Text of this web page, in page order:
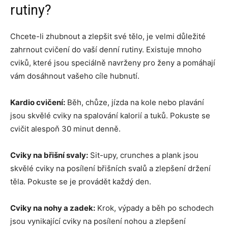
rutiny?
Chcete-li zhubnout a zlepšit své tělo, je velmi důležité
zahrnout cvičení do vaší denní rutiny. Existuje mnoho
cviků, které jsou speciálně navrženy pro ženy a pomáhají
vám dosáhnout vašeho cíle hubnutí.
Kardio cvičení: Běh, chůze, jízda na kole nebo plavání
jsou skvělé cviky na spalování kalorií a tuků. Pokuste se
cvičit alespoň 30 minut denně.
Cviky na břišní svaly: Sit-upy, crunches a plank jsou
skvělé cviky na posílení břišních svalů a zlepšení držení
těla. Pokuste se je provádět každý den.
Cviky na nohy a zadek: Krok, výpady a běh po schodech
jsou vynikající cviky na posílení nohou a zlepšení